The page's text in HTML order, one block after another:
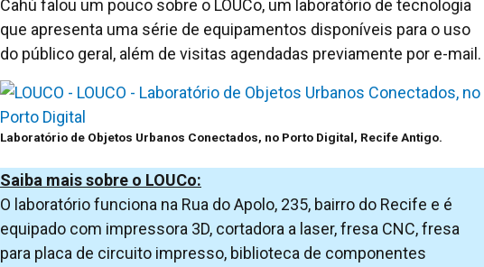
Cahú falou um pouco sobre o LOUCo, um laboratório de tecnologia
que apresenta uma série de equipamentos disponíveis para o uso
do público geral, além de visitas agendadas previamente por e-mail.
Laboratório de Objetos Urbanos Conectados, no Porto Digital, Recife Antigo.
Saiba mais sobre o LOUCo:
O laboratório funciona na Rua do Apolo, 235, bairro do Recife e é
equipado com impressora 3D, cortadora a laser, fresa CNC, fresa
para placa de circuito impresso, biblioteca de componentes